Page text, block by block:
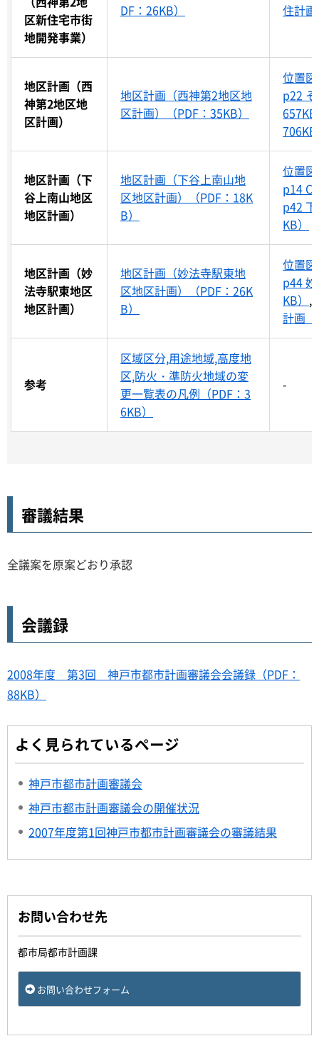
区新住宅市街
地開発事業）
DF：26KB）
住計
地区計画（西
神第2地区地
区計画）
地区計画（西神第2地区地
区計画）（PDF：35KB）
位置
p22
地区計画（下
谷上南山地区
地区計画）
地区計画（下谷上南山地
区地区計画）（PDF：18K
B）
位置
p14
p42
KB）
地区計画（妙
法寺駅東地区
地区計画）
地区計画（妙法寺駅東地
区地区計画）（PDF：26K
B）
位置
p44
KB） ,
計画
参考
区域区分,用途地域,高度地
区,防火・準防火地域の変
更一覧表の凡例（PDF：3
6KB）
-
審議結果
全議案を原案どおり承認
会議録
2008年度 第3回 神戸市都市計画審議会会議録（PDF：
88KB）
よく見られているページ
神戸市都市計画審議会
神戸市都市計画審議会の開催状況
2007年度第1回神戸市都市計画審議会の審議結果
お問い合わせ先
都市局都市計画課
お問い合わせフォーム